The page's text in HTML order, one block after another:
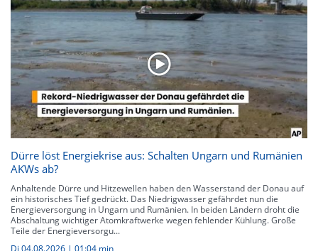
Dürre löst Energiekrise aus: Schalten Ungarn und Rumänien
AKWs ab?
Anhaltende Dürre und Hitzewellen haben den Wasserstand der Donau auf
ein historisches Tief gedrückt. Das Niedrigwasser gefährdet nun die
Energieversorgung in Ungarn und Rumänien. In beiden Ländern droht die
Abschaltung wichtiger Atomkraftwerke wegen fehlender Kühlung. Große
Teile der Energieversorgu...
Di 04.08.2026 | 01:04 min